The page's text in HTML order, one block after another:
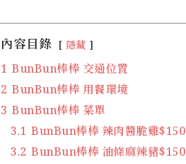
內容目錄 隱藏
1 BunBun棒棒 交通位置
2 BunBun棒棒 用餐環境
3 BunBun棒棒 菜單
3.1 BunBun棒棒 辣肉醬脆雞$150
3.2 BunBun棒棒 油條麻辣豬$150